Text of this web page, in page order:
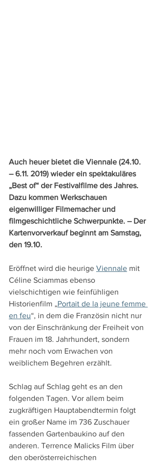
Auch heuer bietet die Viennale (24.10.
– 6.11. 2019) wieder ein spektakuläres
„Best of“ der Festivalfilme des Jahres.
Dazu kommen Werkschauen
eigenwilliger Filmemacher und
filmgeschichtliche Schwerpunkte. – Der
Kartenvorverkauf beginnt am Samstag,
den 19.10.
Eröffnet wird die heurige Viennale mit
Céline Sciammas ebenso
vielschichtigen wie feinfühligen
Historienfilm „Portait de la jeune femme
en feu“, in dem die Französin nicht nur
von der Einschränkung der Freiheit von
Frauen im 18. Jahrhundert, sondern
mehr noch vom Erwachen von
weiblichem Begehren erzählt.
Schlag auf Schlag geht es an den
folgenden Tagen. Vor allem beim
zugkräftigen Hauptabendtermin folgt
ein großer Name im 736 Zuschauer
fassenden Gartenbaukino auf den
anderen. Terrence Malicks Film über
den oberösterreichischen